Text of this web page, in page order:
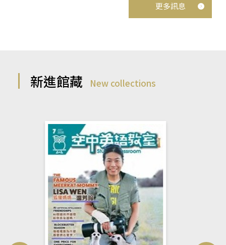
更多訊息
新進館藏 New collections